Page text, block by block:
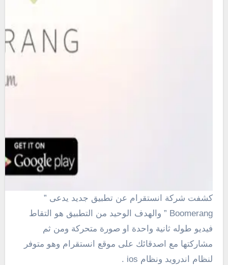
كشفت شركة انستقرام عن تطبيق جديد يدعى ”
Boomerang ” والهدف الوحيد من التطبيق هو التقاط
فيديو طوله ثانية واحدة او صورة متحركة ومن ثم
مشاركتها مع اصدقائك على موقع انستقرام وهو متوفر
لنظام اندرويد ونظام ios .